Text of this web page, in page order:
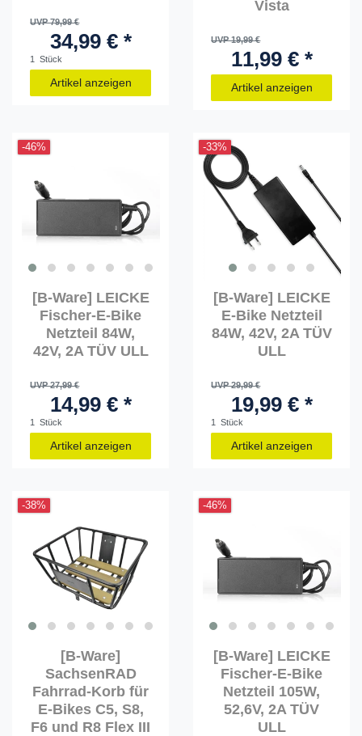
UVP 79,99 €
34,99 € *
1 Stück
Artikel anzeigen
Vista
UVP 19,99 €
11,99 € *
Artikel anzeigen
-46%
[B-Ware] LEICKE
Fischer-E-Bike
Netzteil 84W,
42V, 2A TÜV ULL
UVP 27,99 €
14,99 € *
1 Stück
Artikel anzeigen
-33%
[B-Ware] LEICKE
E-Bike Netzteil
84W, 42V, 2A TÜV
ULL
UVP 29,99 €
19,99 € *
1 Stück
Artikel anzeigen
-38%
[B-Ware]
SachsenRAD
Fahrrad-Korb für
E-Bikes C5, S8,
F6 und R8 Flex III
-46%
[B-Ware] LEICKE
Fischer-E-Bike
Netzteil 105W,
52,6V, 2A TÜV
ULL